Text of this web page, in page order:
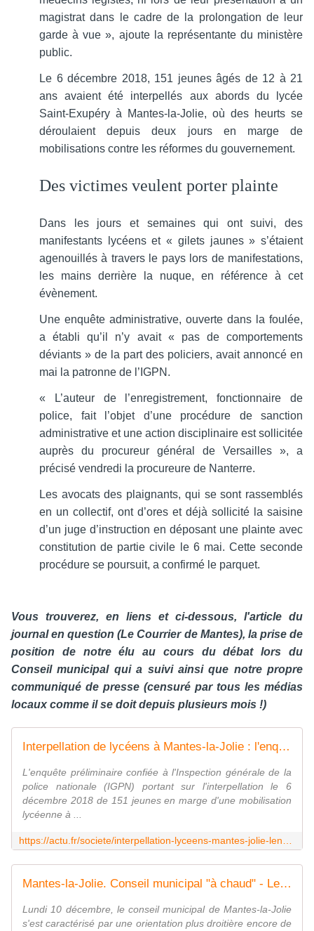
magistrat dans le cadre de la prolongation de leur
garde à vue », ajoute la représentante du ministère
public.
Le 6 décembre 2018, 151 jeunes âgés de 12 à 21
ans avaient été interpellés aux abords du lycée
Saint-Exupéry à Mantes-la-Jolie, où des heurts se
déroulaient depuis deux jours en marge de
mobilisations contre les réformes du gouvernement.
Des victimes veulent porter plainte
Dans les jours et semaines qui ont suivi, des
manifestants lycéens et « gilets jaunes » s’étaient
agenouillés à travers le pays lors de manifestations,
les mains derrière la nuque, en référence à cet
évènement.
Une enquête administrative, ouverte dans la foulée,
a établi qu’il n’y avait « pas de comportements
déviants » de la part des policiers, avait annoncé en
mai la patronne de l’IGPN.
« L’auteur de l’enregistrement, fonctionnaire de
police, fait l’objet d’une procédure de sanction
administrative et une action disciplinaire est sollicitée
auprès du procureur général de Versailles », a
précisé vendredi la procureure de Nanterre.
Les avocats des plaignants, qui se sont rassemblés
en un collectif, ont d’ores et déjà sollicité la saisine
d’un juge d’instruction en déposant une plainte avec
constitution de partie civile le 6 mai. Cette seconde
procédure se poursuit, a confirmé le parquet.
Vous trouverez, en liens et ci-dessous, l'article du
journal en question (Le Courrier de Mantes), la prise de
position de notre élu au cours du débat lors du
Conseil municipal qui a suivi ainsi que notre propre
communiqué de presse (censuré par tous les médias
locaux comme il se doit depuis plusieurs mois !)
Interpellation de lycéens à Mantes-la-Jolie : l'enquête de l'IGPN classée sans suite
L'enquête préliminaire confiée à l'Inspection générale de la
police nationale (IGPN) portant sur l'interpellation le 6
décembre 2018 de 151 jeunes en marge d'une mobilisation
lycéenne à ...
Mantes-la-Jolie. Conseil municipal "à chaud" - Le blog de Marc Jammet, conseiller municipal PCF de Mantes la Jolie
Lundi 10 décembre, le conseil municipal de Mantes-la-Jolie
s'est caractérisé par une orientation plus droitière encore de